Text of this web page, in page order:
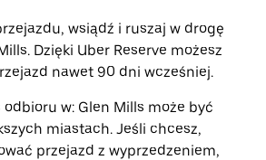
wsiądź i ruszaj w drogę
Dzięki Uber Reserve możesz
nawet 90 dni wcześniej.
odbioru w: Glen Mills może być
miastach. Jeśli chcesz,
przejazd z wyprzedzeniem,